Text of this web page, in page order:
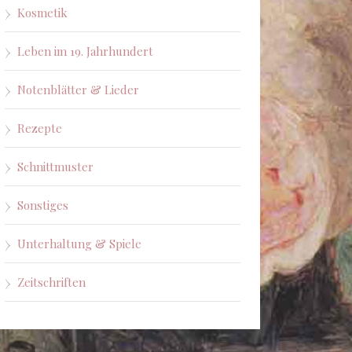
Kosmetik
Leben im 19. Jahrhundert
Notenblätter & Lieder
Rezepte
Schnittmuster
Sonstiges
Unterhaltung & Spiele
Zeitschriften